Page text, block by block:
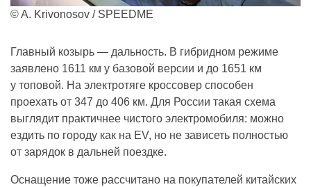
© A. Krivonosov / SPEEDME
Главный козырь — дальность. В гибридном режиме
заявлено 1611 км у базовой версии и до 1651 км
у топовой. На электротяге кроссовер способен
проехать от 347 до 406 км. Для России такая схема
выглядит практичнее чистого электромобиля: можно
ездить по городу как на EV, но не зависеть полностью
от зарядок в дальней поездке.
Оснащение тоже рассчитано на покупателей китайских